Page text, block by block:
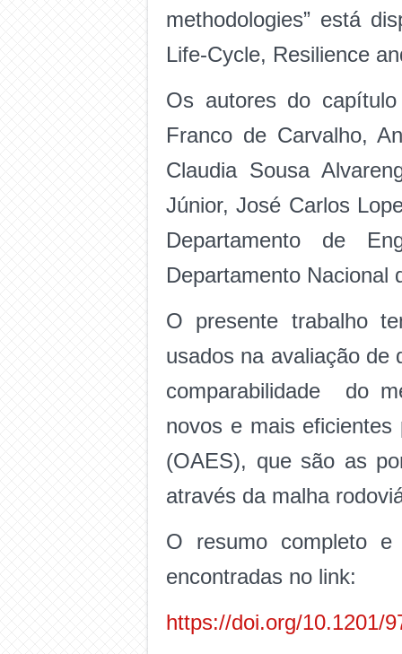
methodologies” está
Life-Cycle, Resilience
Os autores do
Franco de Carvalho,
Claudia Sousa
Júnior, José Carlos
Departamento de
Departamento Nacional
O presente trabalho
usados na avaliação de
comparabilidade do
novos e mais
(OAES), que são as
através da malha
O resumo completo
encontradas no link:
https://doi.org/10.1201/